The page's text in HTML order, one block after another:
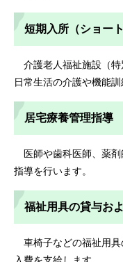
短期入所（ショー
介護老人福祉施設（特
日常生活の介護や機能訓
居宅療養管理指導
医師や歯科医師、薬剤
指導を行います。
福祉用具の貸与お
車椅子などの福祉用具